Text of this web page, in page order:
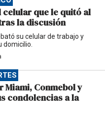
celular que le quitó al
la discusión
su celular de trabajo y
domicilio.
Miami, Conmebol y
condolencias a la